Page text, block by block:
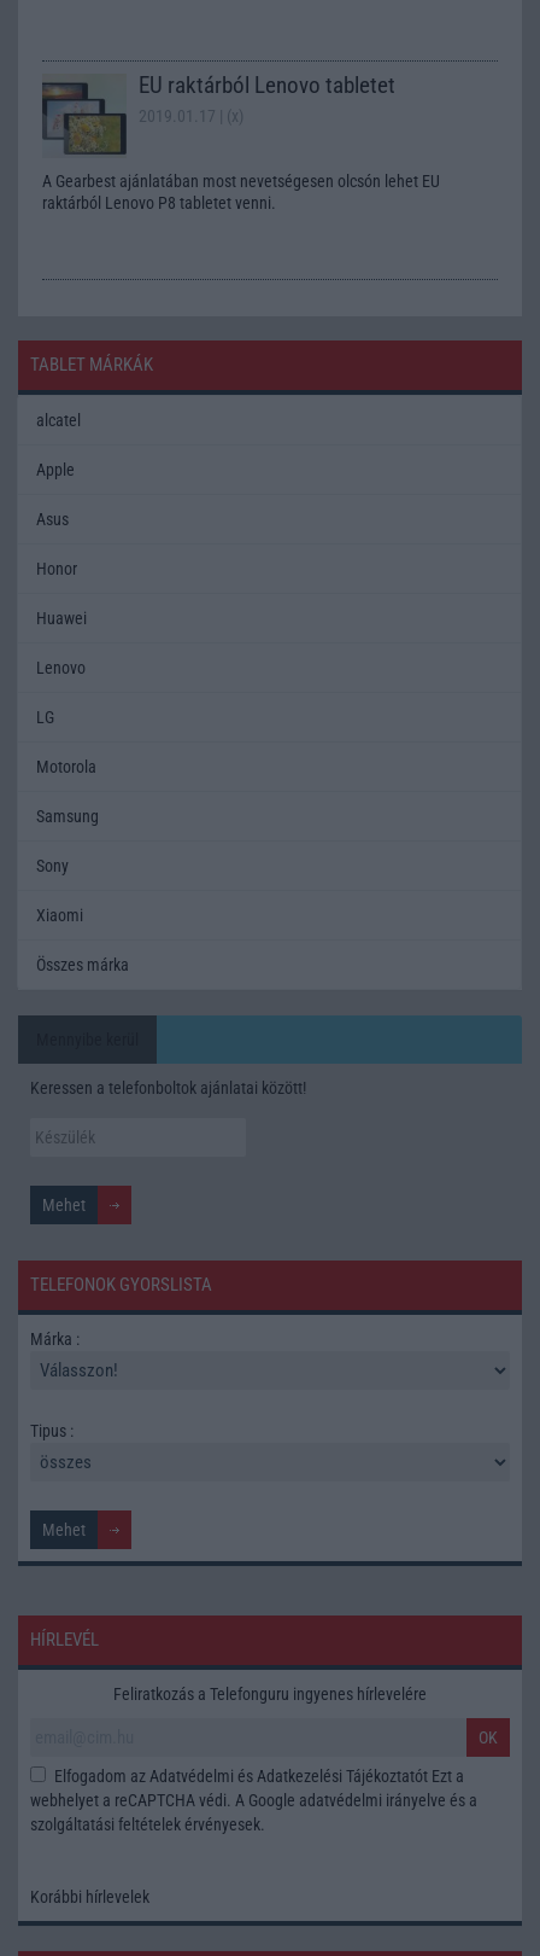
EU raktárból Lenovo tabletet
2019.01.17 | (x)
A Gearbest ajánlatában most nevetségesen olcsón lehet EU
raktárból Lenovo P8 tabletet venni.
TABLET MÁRKÁK
alcatel
Apple
Asus
Honor
Huawei
Lenovo
LG
Motorola
Samsung
Sony
Xiaomi
Összes márka
Keressen a telefonboltok ajánlatai között!
TELEFONOK GYORSLISTA
Márka :
Tipus :
HÍRLEVÉL
Feliratkozás a Telefonguru ingyenes hírlevelére
OK
Elfogadom az Adatvédelmi és Adatkezelési Tájékoztatót Ezt a
webhelyet a reCAPTCHA védi. A Google adatvédelmi irányelve és a
szolgáltatási feltételek érvényesek.
Korábbi hírlevelek